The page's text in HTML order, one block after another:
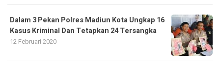
Dalam 3 Pekan Polres Madiun Kota Ungkap 16
Kasus Kriminal Dan Tetapkan 24 Tersangka
12 Februari 2020